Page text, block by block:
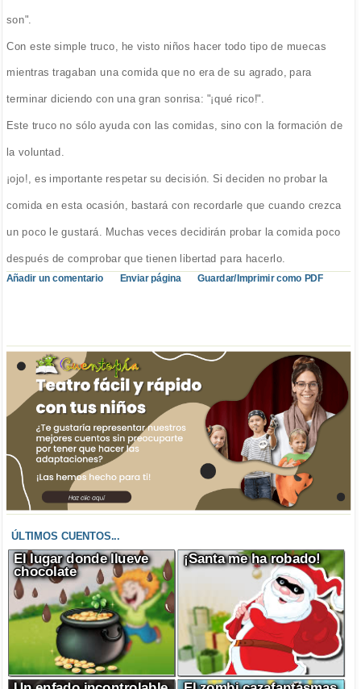
son".
Con este simple truco, he visto niños hacer todo tipo de muecas
mientras tragaban una comida que no era de su agrado, para
terminar diciendo con una gran sonrisa: "¡qué rico!".
Este truco no sólo ayuda con las comidas, sino con la formación de
la voluntad.
¡ojo!, es importante respetar su decisión. Si deciden no probar la
comida en esta ocasión, bastará con recordarle que cuando crezca
un poco le gustará. Muchas veces decidirán probar la comida poco
después de comprobar que tienen libertad para hacerlo.
Añadir un comentario Enviar página Guardar/Imprimir como PDF
ÚLTIMOS CUENTOS...
El lugar donde llueve
chocolate
¡Santa me ha robado!